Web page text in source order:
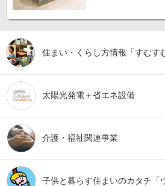
住まい・くらし方情報「すむす
太陽光発電＋省エネ設備
介護・福祉関連事業
子供と暮らす住まいのカタチ 「